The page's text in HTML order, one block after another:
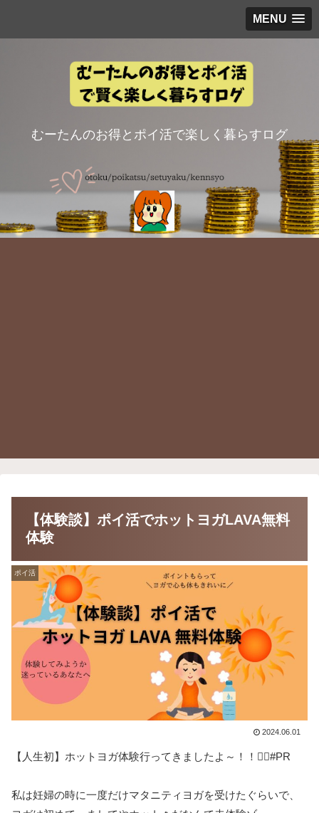
MENU
むーたんのお得とポイ活で楽しく暮らすログ
【体験談】ポイ活でホットヨガLAVA無料
体験
ポイ活
2024.06.01
【人生初】ホットヨガ体験行ってきましたよ～！！🧘‍♀️#PR
私は妊婦の時に一度だけマタニティヨガを受けたぐらいで、